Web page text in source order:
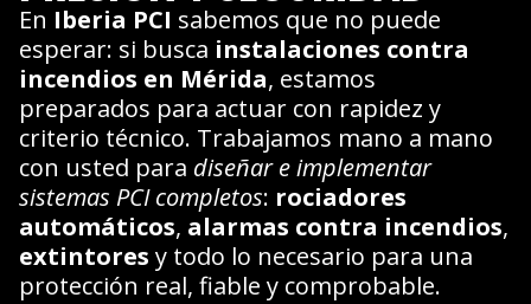
En Iberia PCI sabemos que no puede
esperar: si busca instalaciones contra
incendios en Mérida, estamos
preparados para actuar con rapidez y
criterio técnico. Trabajamos mano a mano
con usted para diseñar e implementar
sistemas PCI completos: rociadores
automáticos, alarmas contra incendios,
extintores y todo lo necesario para una
protección real, fiable y comprobable.